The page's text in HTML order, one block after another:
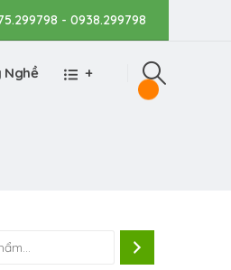
- 0938.299798
Nghề +